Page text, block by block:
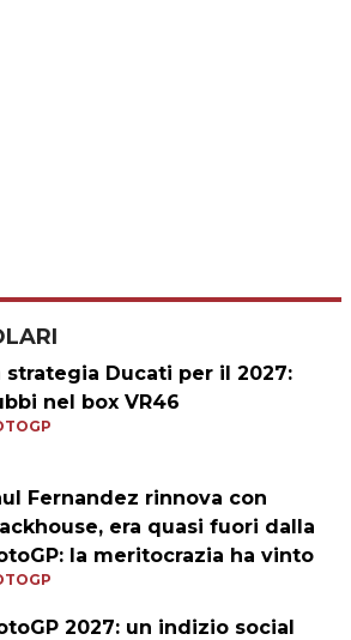
strategia Ducati per il 2027:
nel box VR46
Fernandez rinnova con
era quasi fuori dalla
la meritocrazia ha vinto
2027: un indizio social